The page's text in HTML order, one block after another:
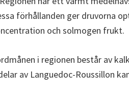
förhållanden ger druvorna
och solmogen frukt.
i regionen består av
av Languedoc-Roussillon